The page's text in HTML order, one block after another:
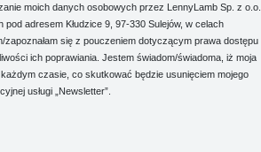
moich danych osobowych przez LennyLamb Sp. z o.o.
pod adresem Kłudzice 9, 97-330 Sulejów, w celach
zapoznałam się z pouczeniem dotyczącym prawa dostępu
ich poprawiania. Jestem świadom/świadoma, iż moja
czasie, co skutkować będzie usunięciem mojego
usługi „Newsletter”.